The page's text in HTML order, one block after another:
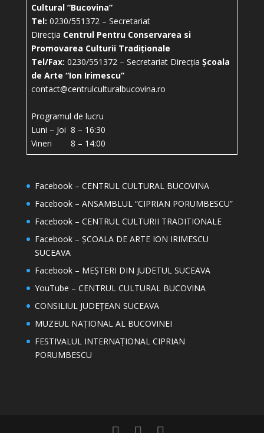
Cultural ”Bucovina”
Tel: 0230/551372 – Secretariat
Direcția Centrul Pentru Conservarea si
Promovarea Culturii Tradiționale
Tel/Fax: 0230/551372 – Secretariat Direcția Școala
de Arte “Ion Irimescu”
contact@centrulculturalbucovina.ro
Programul de lucru
Luni – Joi 8 – 16:30
Vineri 8 – 14:00
Facebook – CENTRUL CULTURAL BUCOVINA
Facebook – ANSAMBLUL “CIPRIAN PORUMBESCU”
Facebook – CENTRUL CULTURII TRADITIONALE
Facebook – ȘCOALA DE ARTE ION IRIMESCU
SUCEAVA
Facebook – MEȘTERI DIN JUDETUL SUCEAVA
YouTube – CENTRUL CULTURAL BUCOVINA
CONSILIUL JUDEȚEAN SUCEAVA
MUZEUL NAȚIONAL AL BUCOVINEI
FESTIVALUL INTERNAȚIONAL CIPRIAN
PORUMBESCU